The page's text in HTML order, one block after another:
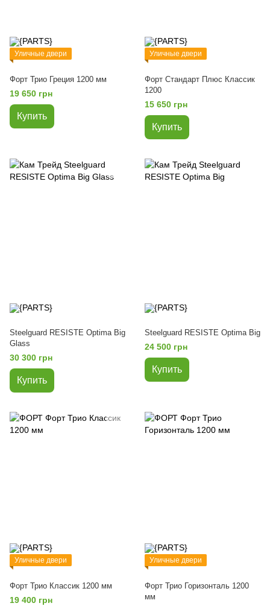
Уличные двери
Форт Трио Греция 1200 мм
19 650 грн
Купить
Уличные двери
Форт Стандарт Плюс Классик
1200
15 650 грн
Купить
Steelguard RESISTE Optima Big
Glass
30 300 грн
Купить
Steelguard RESISTE Optima Big
24 500 грн
Купить
Уличные двери
Форт Трио Классик 1200 мм
19 400 грн
Уличные двери
Форт Трио Горизонталь 1200
мм